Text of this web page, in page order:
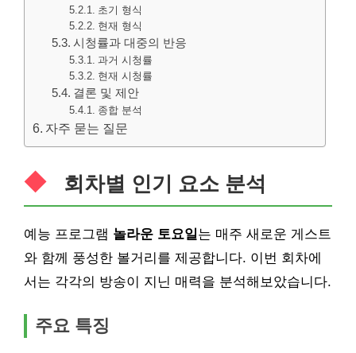
초기 형식
현재 형식
시청률과 대중의 반응
과거 시청률
현재 시청률
결론 및 제안
종합 분석
자주 묻는 질문
회차별 인기 요소 분석
예능 프로그램 놀라운 토요일는 매주 새로운 게스트
와 함께 풍성한 볼거리를 제공합니다. 이번 회차에
서는 각각의 방송이 지닌 매력을 분석해보았습니다.
주요 특징